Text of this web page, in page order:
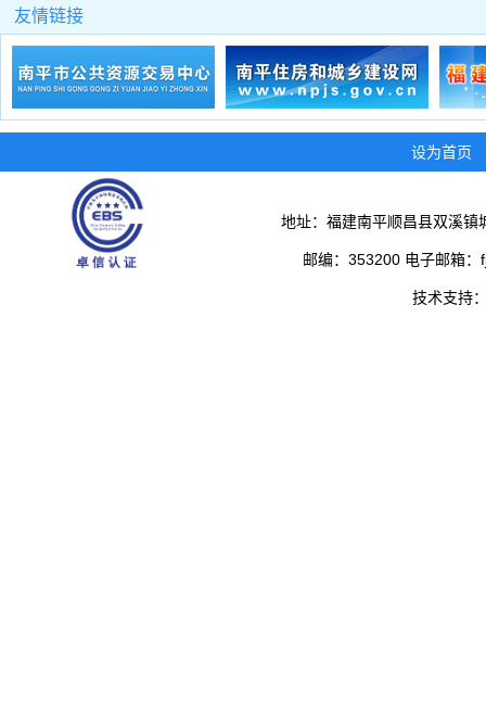
友情链接
设为首页
地址：福建南平顺昌县双溪
邮编：353200 电子邮箱
技术支持